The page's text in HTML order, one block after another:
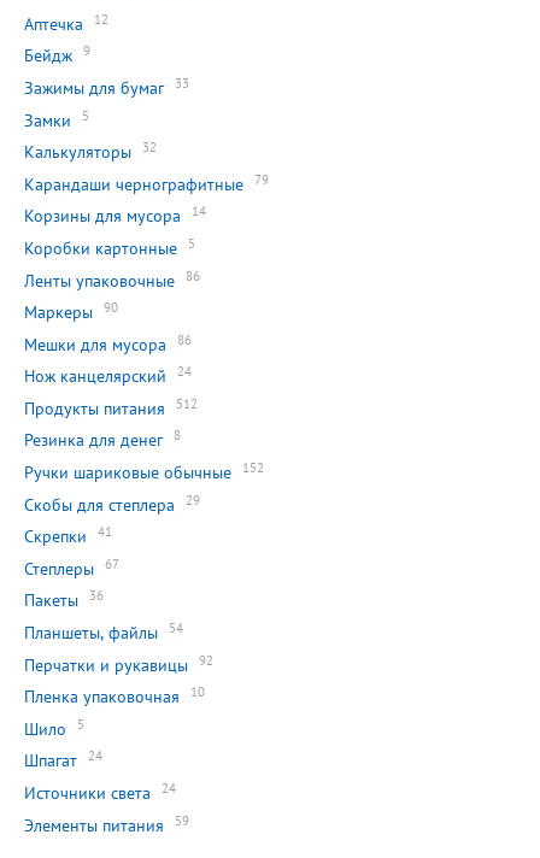
Аптечка 12
Бейдж 9
Зажимы для бумаг 33
Замки 5
Калькуляторы 32
Карандаши чернографитные 79
Корзины для мусора 14
Коробки картонные 5
Ленты упаковочные 86
Маркеры 90
Мешки для мусора 86
Нож канцелярский 24
Продукты питания 512
Резинка для денег 8
Ручки шариковые обычные 152
Скобы для степлера 29
Скрепки 41
Степлеры 67
Пакеты 36
Планшеты, файлы 54
Перчатки и рукавицы 92
Пленка упаковочная 10
Шило 5
Шпагат 24
Источники света 24
Элементы питания 59